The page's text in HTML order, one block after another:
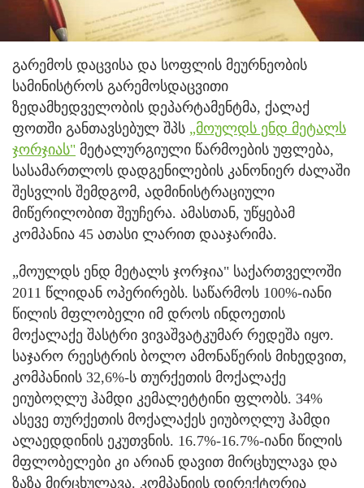
გარემოს დაცვისა და სოფლის მეურნეობის
სამინისტროს გარემოსდაცვითი
ზედამხედველობის დეპარტამენტმა, ქალაქ
ფოთში განთავსებულ შპს „მოულდს ენდ მეტალს
ჯორჯიას" მეტალურგიული წარმოების უფლება,
სასამართლოს დადგენილების კანონიერ ძალაში
შესვლის შემდგომ, ადმინისტრაციული
მიწერილობით შეუჩერა. ამასთან, უწყებამ
კომპანია 45 ათასი ლარით დააჯარიმა.
„მოულდს ენდ მეტალს ჯორჯია" საქართველოში
2011 წლიდან ოპერირებს. საწარმოს 100%-იანი
წილის მფლობელი იმ დროს ინდოეთის
მოქალაქე შასტრი ვივაშვატკუმარ რედეშა იყო.
საჯარო რეესტრის ბოლო ამონაწერის მიხედვით,
კომპანიის 32,6%-ს თურქეთის მოქალაქე
ეიუბოღლუ ჰამდი კემალეტტინი ფლობს. 34%
ასევე თურქეთის მოქალაქეს ეიუბოღლუ ჰამდი
ალაედდინის ეკუთვნის. 16.7%-16.7%-იანი წილის
მფლობელები კი არიან დავით მირცხულავა და
ზაზა მირცხულავა. კომპანიის დირექტორია